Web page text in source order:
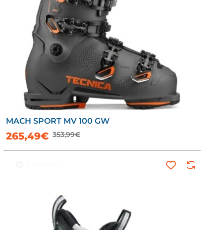
-25%
MACH SPORT MV 100 GW
265,49€ 353,99€